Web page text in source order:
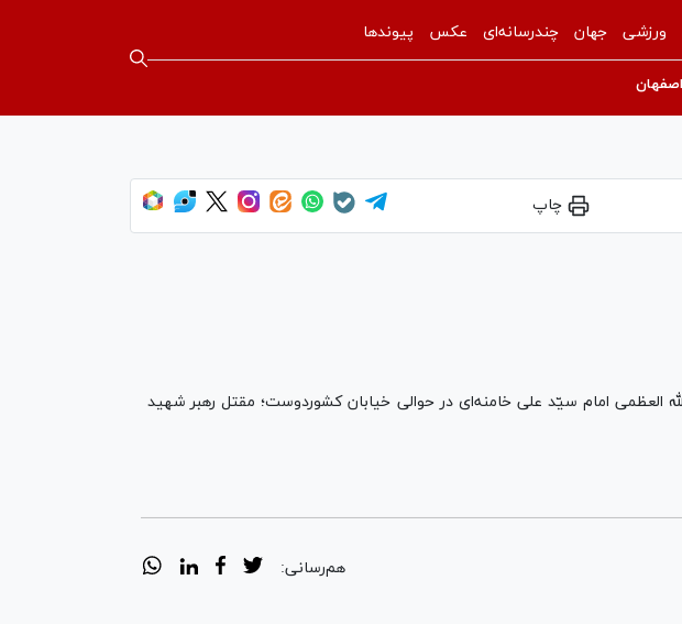
ورزشی جهان چندرسانه‌ای عکس پیوندها
چاپ
العظمی امام سیّد علی خامنه‌ای در حوالی خیابان کشوردوست؛ مقتل رهبر شهید
هم‌رسانی: